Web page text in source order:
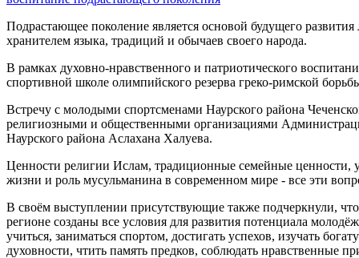
Подрастающее поколение является основой будущего
хранителем языка, традиций и обычаев своего народа.
В рамках духовно-нравственного и патриотического
спортивной школе олимпийского резерва греко-римской
Встречу с молодыми спортсменами Наурского района
религиозными и общественными организациями
Наурского района Аслахана Халуева.
Ценности религии Ислам, традиционные семейные ценности,
жизни и роль мусульманина в современном мире - все эти
В своём выступлении присутствующие также подчеркнули,
регионе созданы все условия для развития потенциала
учиться, заниматься спортом, достигать успехов, изучать
духовности, чтить память предков, соблюдать нравственные